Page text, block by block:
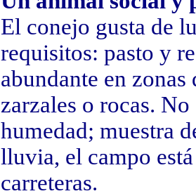
El conejo gusta de
requisitos: pasto y
abundante en
zarzales o rocas.
humedad; muestra
lluvia, el campo
carreteras.